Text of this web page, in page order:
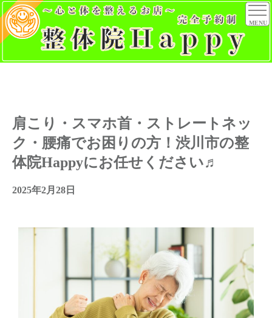
MENU
肩こり・スマホ首・ストレートネッ
ク・腰痛でお困りの方！渋川市の整
体院Happyにお任せください♬
2025年2月28日